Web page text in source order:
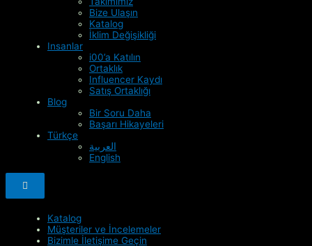
Bize Ulaşın
Katalog
İklim Değişikliği
Insanlar
i00’a Katılın
Ortaklık
Influencer Kaydı
Satış Ortaklığı
Blog
Bir Soru Daha
Başarı Hikayeleri
Türkçe
العربية
English
Hamburger Toggle Menu
Katalog
Müşteriler ve İncelemeler
Bizimle İletişime Geçin